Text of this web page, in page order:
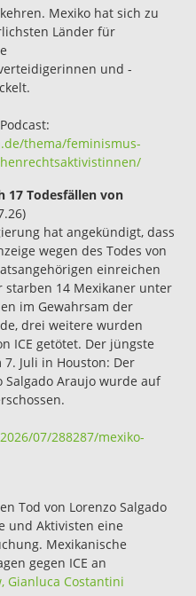
Mexiko hat sich zu
Länder für
und -
thema/feminismus-
17 Todesfällen von
hat angekündigt, dass
wegen des Todes von
einreichen
starben 14 Mexikaner unter
im Gewahrsam der
drei weitere wurden
ICE getötet. Der jüngste
Juli in Houston: Der
Salgado Araujo wurde auf
07/288287/mexiko-
Tod von Lorenzo Salgado
und Aktivisten eine
Mexikanische
gegen ICE an
Gianluca Costantini